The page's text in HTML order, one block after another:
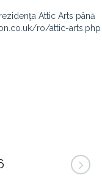
Attic Arts până
ro/attic-arts.php